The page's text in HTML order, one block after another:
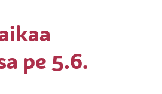
pe 5.6.